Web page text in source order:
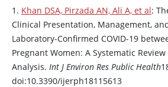
1. Khan DSA, Pirzada AN, Ali A, et al:
Clinical Presentation, Management,
Laboratory-Confirmed COVID-19
Pregnant Women: A Systematic
Analysis. Int J Environ Res Public Health
doi:10.3390/ijerph18115613